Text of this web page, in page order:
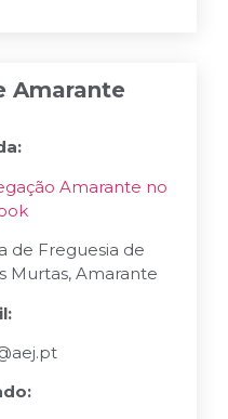
Amarante
Amarante no
de Freguesia de
Murtas, Amarante